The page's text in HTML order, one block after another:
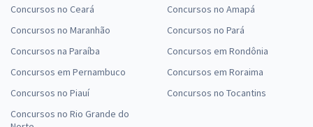
Concursos no Ceará
Concursos no Maranhão
Concursos na Paraíba
Concursos em Pernambuco
Concursos no Piauí
Concursos no Rio Grande do
Concursos no Amapá
Concursos no Pará
Concursos em Rondônia
Concursos em Roraima
Concursos no Tocantins